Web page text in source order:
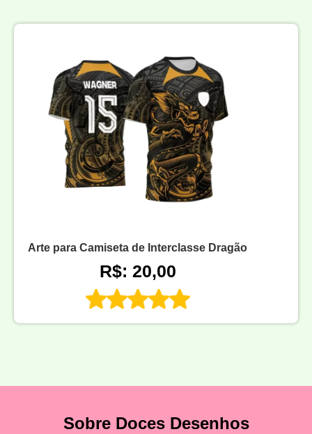
Arte para Camiseta de Interclasse Dragão
R$: 20,00
Sobre Doces Desenhos